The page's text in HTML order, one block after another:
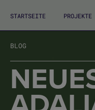
STARTSEITE PROJEKTE
BLOG